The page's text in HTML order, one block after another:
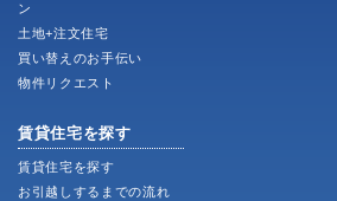
ン
土地+注文住宅
買い替えのお手伝い
物件リクエスト
賃貸住宅を探す
賃貸住宅を探す
お引越しするまでの流れ